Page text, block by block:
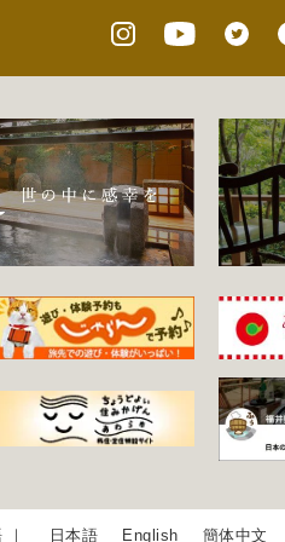
日本語 English 簡体中文